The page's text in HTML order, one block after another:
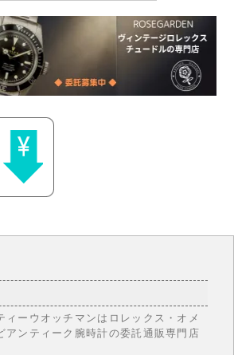
ィーウオッチマンはロレックス・オメ
アンティーク腕時計の委託通販専門店